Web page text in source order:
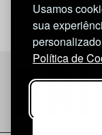
Usamos
sua
Política de